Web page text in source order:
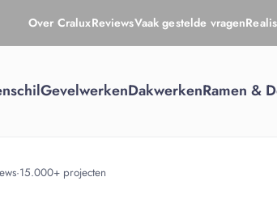
Over CraluxReviewsVaak gestelde vragen
GevelwerkenDakwerkenRamen &
·15.000+ projecten